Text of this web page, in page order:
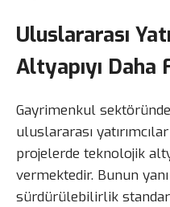
Uluslararası
Altyapıyı
Gayrimenkul
uluslararası
projelerde teknolojik
vermektedir. Bunun
sürdürülebilirlik